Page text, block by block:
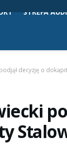
STREFA
decyzję o